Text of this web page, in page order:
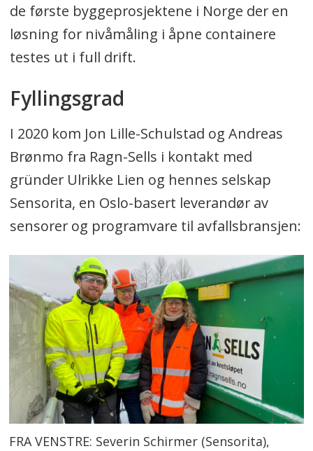
de første byggeprosjektene i Norge der en
løsning for nivåmåling i åpne containere
testes ut i full drift.
Fyllingsgrad
I 2020 kom Jon Lille-Schulstad og Andreas
Brønmo fra Ragn-Sells i kontakt med
gründer Ulrikke Lien og hennes selskap
Sensorita, en Oslo-basert leverandør av
sensorer og programvare til avfallsbransjen:
FRA VENSTRE: Severin Schirmer (Sensorita),